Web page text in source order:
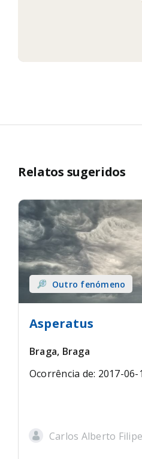
Relatos sugeridos
Outro fenómeno
Asperatus
Braga, Braga
Ocorrência de: 2017-06-
Carlos Alberto Filipe